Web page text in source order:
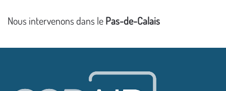
Nous intervenons dans lePas-de-Calais